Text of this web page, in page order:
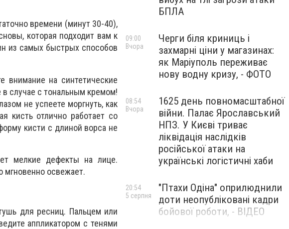
времени (минут 30-40),
которая подходит вам к
из самых быстрых способов
внимание на синтетические
случае с тональным кремом!
не успеете моргнуть, как
кисть отлично работает со
кисти с длиной ворса не
мелкие дефекты на лице.
мгновенно освежает.
для ресниц. Пальцем или
аппликатором с тенями
БПЛА
Черги біля криниць і
захмарні ціни у магазинах:
як Маріуполь переживає
нову водну кризу, - ФОТО
09:00
Вчора
1625 день повномасштабної
війни. Палає Ярославський
НПЗ. У Києві триває
ліквідація наслідків
російської атаки на
українські логістичні хаби
08:54
Вчора
"Птахи Одіна" оприлюднили
доти неопубліковані кадри
бойової роботи, - ВІДЕО
20:54
5 серпня